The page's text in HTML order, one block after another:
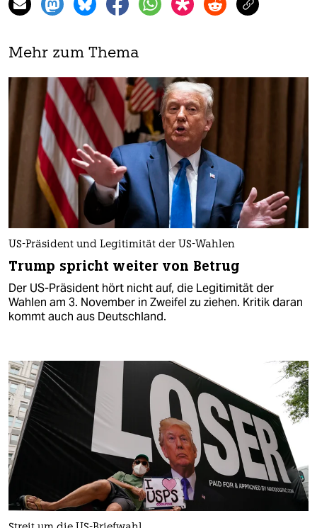
Mehr zum Thema
US-Präsident und Legitimität der US-Wahlen
Trump spricht weiter von Betrug
Der US-Präsident hört nicht auf, die Legitimität der
Wahlen am 3. November in Zweifel zu ziehen. Kritik daran
kommt auch aus Deutschland.